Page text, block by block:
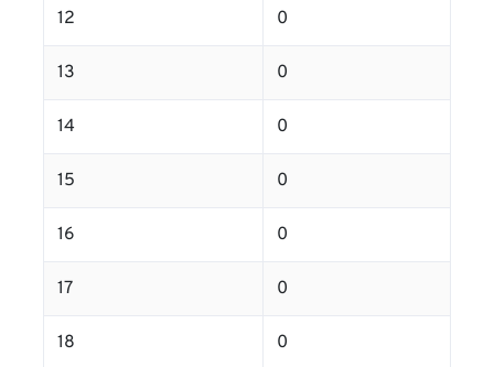
12 0
13 0
14 0
15 0
16 0
17 0
18 0